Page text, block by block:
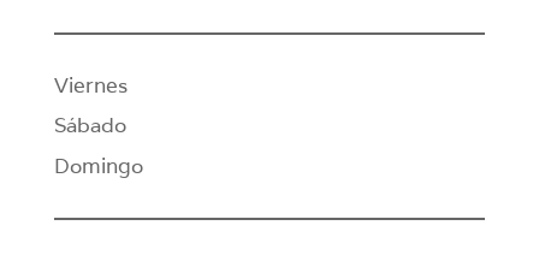
Viernes
Sábado
Domingo